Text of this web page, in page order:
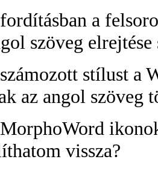
a
szöveg elrejtése
stílust a
az angol szöveg
vissza?